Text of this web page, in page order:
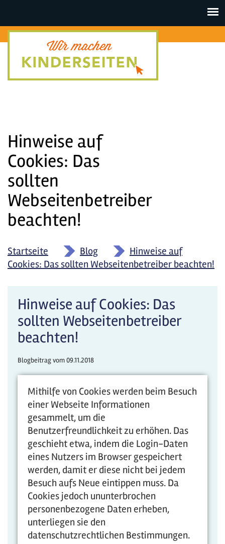
Toggle
Hinweise auf
Cookies: Das
sollten
Webseitenbetreiber
beachten!
Startseite » Blog »
Hinweise auf
Cookies: Das sollten Webseitenbetreiber beachten!
Hinweise auf Cookies: Das
sollten Webseitenbetreiber
beachten!
Blogbeitrag vom09.11.2018
Mithilfe von Cookies werden beim Besuch
einer Webseite Informationen
gesammelt, um die
Benutzerfreundlichkeit zu erhöhen. Das
geschieht etwa, indem die Login-Daten
eines Nutzers im Browser gespeichert
werden, damit er diese nicht bei jedem
Besuch aufs Neue eintippen muss. Da
Cookies jedoch ununterbrochen
personenbezogene Daten erheben,
unterliegen sie den
datenschutzrechtlichen Bestimmungen.